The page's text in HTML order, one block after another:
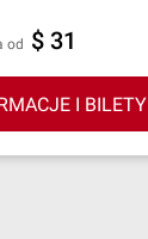
od $ 31
I BILETY